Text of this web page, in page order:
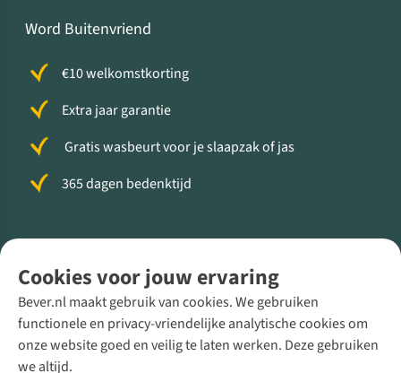
Cookies voor jouw ervaring
Bever.nl maakt gebruik van cookies. We gebruiken
functionele en privacy-vriendelijke analytische cookies om
onze website goed en veilig te laten werken. Deze gebruiken
we altijd.
Word Buitenvriend
€10 welkomstkorting
Extra jaar garantie
Gratis wasbeurt voor je slaapzak of jas
365 dagen bedenktijd
Direct advies van een Buitenexpert